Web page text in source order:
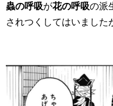
蟲の呼吸が花の呼吸の派
されつくしてはいました